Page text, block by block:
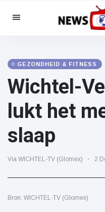
Categorieën
Maatschappelijk & Leuk
Bioscoop & TV
Beroemdheden
Mode & Schoonheid
Auto's & Motor
Eten & drinken
Levensstijl
GEZONDHEID & FITNESS
Wichtel-
lukt het
slaap
Via WICHTEL-TV (Glomex) 2
Bron: WICHTEL-TV (Glomex)